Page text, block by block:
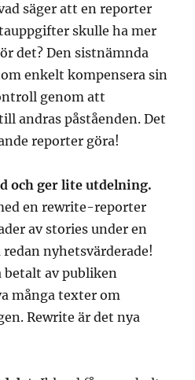
säger att en reporter
skulle ha mer
det? Den sistnämnda
enkelt kompensera sin
genom att
andras påståenden. Det
reporter göra!
och ger lite utdelning.
en rewrite-reporter
av stories under en
nyhetsvärderade!
betalt av publiken
många texter om
Rewrite är det nya